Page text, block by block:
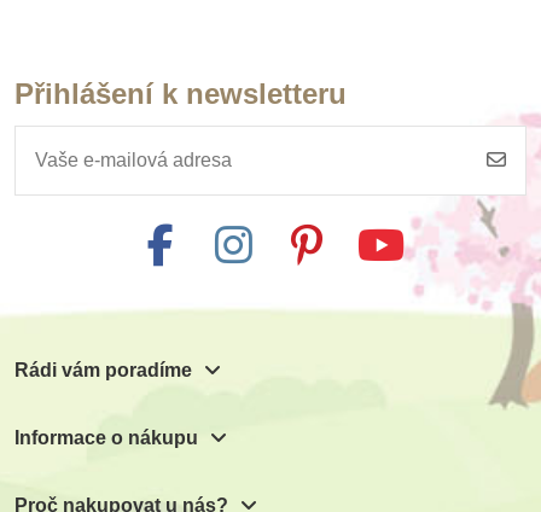
Přihlášení k newsletteru
Rádi vám poradíme
Informace o nákupu
Proč nakupovat u nás?